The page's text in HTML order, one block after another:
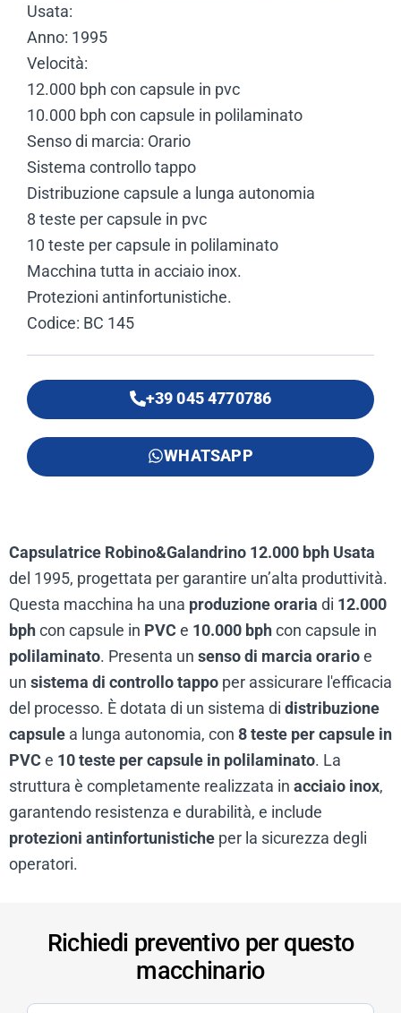
Usata:
Anno: 1995
Velocità:
12.000 bph con capsule in pvc
10.000 bph con capsule in polilaminato
Senso di marcia: Orario
Sistema controllo tappo
Distribuzione capsule a lunga autonomia
8 teste per capsule in pvc
10 teste per capsule in polilaminato
Macchina tutta in acciaio inox.
Protezioni antinfortunistiche.
Codice: BC 145
+39 045 4770786
WHATSAPP
Capsulatrice Robino&Galandrino 12.000 bph Usata
del 1995, progettata per garantire un’alta produttività.
Questa macchina ha una produzione oraria di 12.000
bphcon capsule in PVC e 10.000 bphcon capsule in
polilaminato. Presenta un senso di marcia orarioe
un sistema di controllo tappo per assicurare l'efficacia
del processo. È dotata di un sistema di distribuzione
capsule a lunga autonomia, con 8 teste per capsule in
PVC e 10 teste per capsule in polilaminato. La
struttura è completamente realizzata in acciaio inox,
garantendo resistenza e durabilità, e include
protezioni antinfortunistiche per la sicurezza degli
operatori.
Richiedi preventivo per questo
macchinario